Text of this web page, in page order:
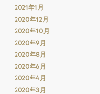
2021年1月
2020年12月
2020年10月
2020年9月
2020年8月
2020年6月
2020年4月
2020年3月